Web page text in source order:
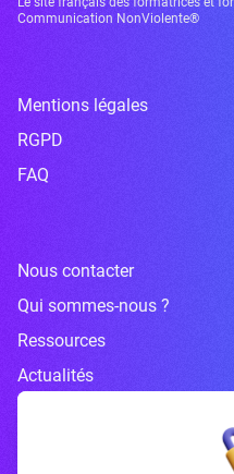
Communication NonViolente®
Mentions légales
RGPD
FAQ
Nous contacter
Qui sommes-nous ?
Ressources
Actualités
Inscrivez-